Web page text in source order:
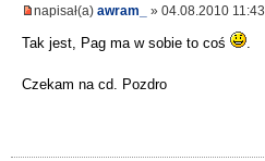
napisał(a) awram_ » 04.08.2010 11:43
Tak jest, Pag ma w sobie to coś .
Czekam na cd. Pozdro